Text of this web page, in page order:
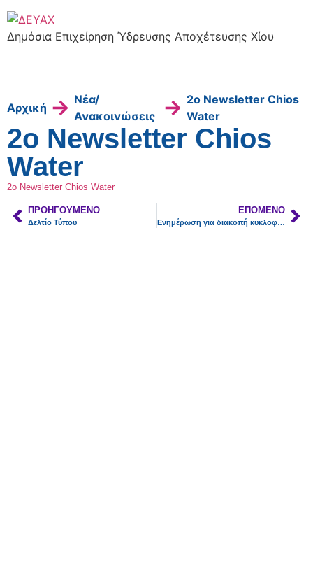
Δημόσια Επιχείρηση Ύδρευσης Αποχέτευσης Χίου
Αρχική → Νέα/
Ανακοινώσεις
→ 2o Newsletter Chios
Water
2o Newsletter Chios
Water
2o Newsletter Chios Water
ΠΡΟΗΓΟΎΜΕΝΟ
Δελτίο Τύπου
ΕΠΌΜΕΝΟ
Ενημέρωση για διακοπή κυκλοφορίας